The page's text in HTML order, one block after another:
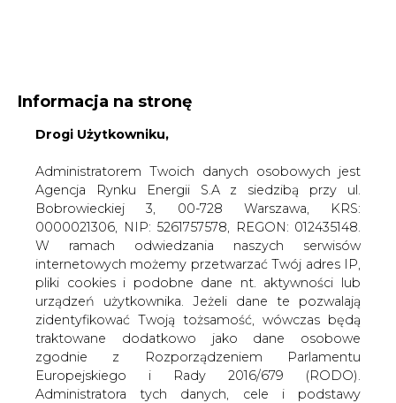
WŁĄCZ CIRE.TV
Administratorem Twoich danych osobowych jest
Bobrowieckiej 3, 00-728 Warszawa, KRS:
W ramach odwiedzania naszych serwisów
internetowych możemy przetwarzać Twój adres IP,
pliki cookies i podobne dane nt. aktywności lub
urządzeń użytkownika. Jeżeli dane te pozwalają
zidentyfikować Twoją tożsamość, wówczas będą
traktowane dodatkowo jako dane osobowe
zgodnie z Rozporządzeniem Parlamentu
Europejskiego i Rady 2016/679 (RODO).
Administratora tych danych, cele i podstawy
przetwarzania oraz inne informacje wymagane
przez RODO znajdziesz w Polityce Prywatności
podtym linkiem.